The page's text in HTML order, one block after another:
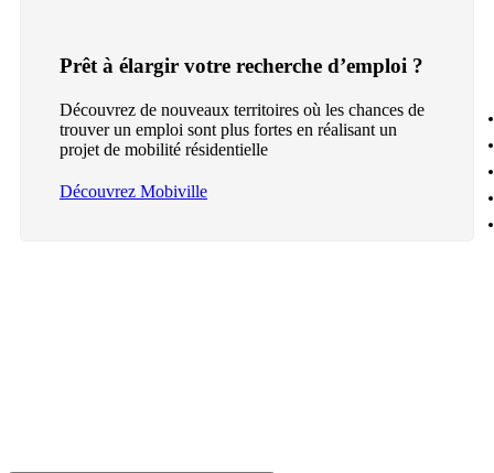
Prêt à élargir votre recherche d’emploi ?
Découvrez de nouveaux territoires où les chances de
trouver un emploi sont plus fortes en réalisant un
projet de mobilité résidentielle
Découvrez Mobiville